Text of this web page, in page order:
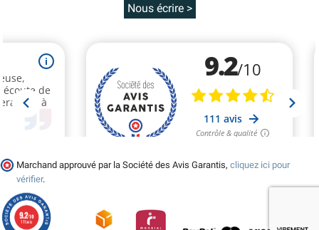
Nous écrire >
Marchand approuvé par la Société des Avis Garantis, cliquez ici pour
vérifier.
9.2/10
111 avis